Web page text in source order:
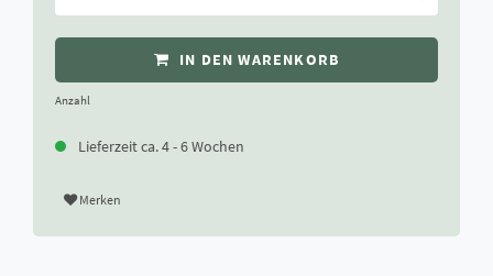
IN DEN WARENKORB
Anzahl
Lieferzeit ca. 4 - 6 Wochen
Merken